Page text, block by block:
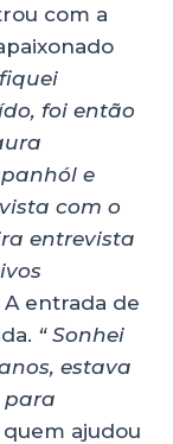
com a
foi então
e
com o
entrevista
entrada de
“ Sonhei
estava
para
quem ajudou